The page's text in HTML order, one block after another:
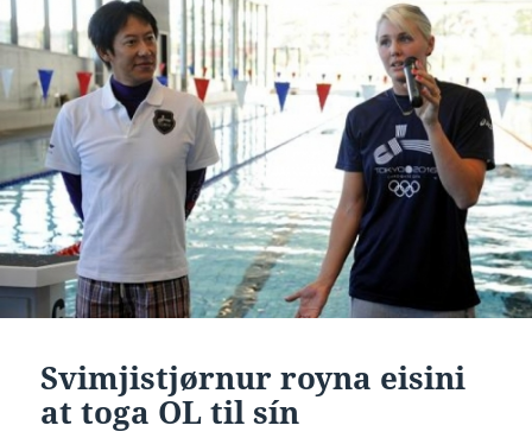
Svimjistjørnur royna eisini
at toga OL til sín